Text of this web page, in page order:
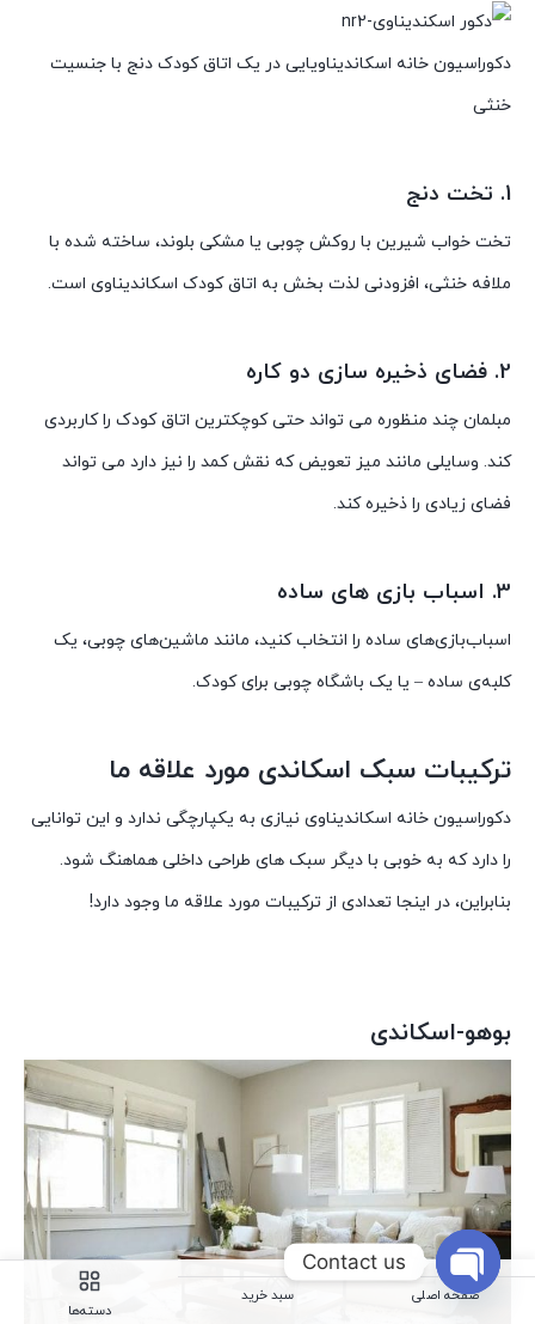
دکوراسیون خانه اسکاندیناویایی در یک اتاق کودک دنج با جنسیت
خنثی
1. تخت دنج
تخت خواب شیرین با روکش چوبی یا مشکی بلوند، ساخته شده با
ملافه خنثی، افزودنی لذت بخش به اتاق کودک اسکاندیناوی است.
2. فضای ذخیره سازی دو کاره
مبلمان چند منظوره می تواند حتی کوچکترین اتاق کودک را کاربردی
کند. وسایلی مانند میز تعویض که نقش کمد را نیز دارد می تواند
فضای زیادی را ذخیره کند.
3. اسباب بازی های ساده
اسباب‌بازی‌های ساده را انتخاب کنید، مانند ماشین‌های چوبی، یک
کلبه‌ی ساده – یا یک باشگاه چوبی برای کودک.
ترکیبات سبک اسکاندی مورد علاقه ما
دکوراسیون خانه اسکاندیناوی نیازی به یکپارچگی ندارد و این توانایی
را دارد که به خوبی با دیگر سبک های طراحی داخلی هماهنگ شود.
بنابراین، در اینجا تعدادی از ترکیبات مورد علاقه ما وجود دارد!
بوهو-اسکاندی
صفحه اصلی
سبد خرید
دسته‌ها
Contact us